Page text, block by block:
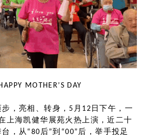
MOTHER’S DAY
，亮相、转身，5月12日下午，一
上海凯健华展苑火热上演，近二十
，从“80后”到“00”后，举手投足